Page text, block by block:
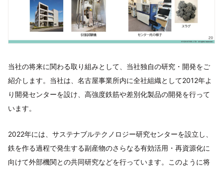
当社の将来に関わる取り組みとして、当社独自の研究・開発をご
紹介します。当社は、名古屋事業所内に全社組織として2012年よ
り開発センターを設け、高強度鉄筋や差別化製品の開発を行って
います。
2022年には、サステナブルテクノロジー研究センターを設立し、
鉄を作る過程で発生する副産物のさらなる有効活用・再資源化に
向けて外部機関との共同研究などを行っています。このように将